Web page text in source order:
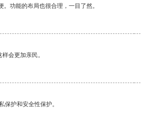
功能的布局也很合理，一目了然。
会更加亲民。
保护和安全性保护。